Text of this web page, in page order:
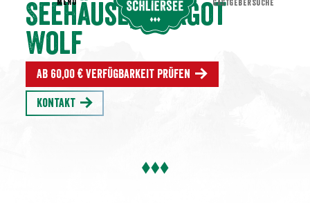
Seehäusl, Margot
Wolf
Ab 60,00 € Verfügbarkeit prüfen
Kontakt
MENU GASTGEBERSUCHE